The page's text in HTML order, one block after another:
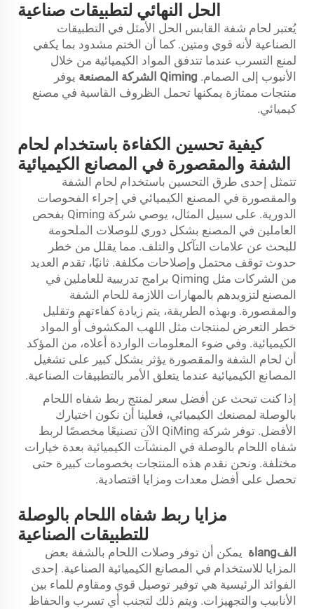
الحل النهائي لتطبيقات صناعية
يُعتبر لحام شفة القابس الحل الأمثل في التطبيقات
الصناعية لأنه قوي ومتين. كما أن الختم مشدود بما يكفي
لمنع التسرب عندما تتدفق المواد الكيميائية من خلال
الأنبوب إلى الصمام. Qiming الشركة المصنعة يوفر
منتجات ممتازة يمكنها تحمل الظروف القاسية في مصنع
كيميائي.
كيفية تحسين الكفاءة باستخدام لحام
الشفة والمقصورة في المصانع الكيميائية
تتمثل إحدى طرق التحسين باستخدام لحام الشفة
والمقصورة في المصنع الكيميائي في إجراء الفحوصات
الدورية. على سبيل المثال، يوصي شركة Qiming بفحص
العاملين في المصنع بشكل دوري للوصلات الملحومة
للبحث عن علامات التآكل والتلف. مما يقلل من خطر
حدوث توقف محتمل وإصلاحات مكلفة. ثانيًا، تقدم العديد
من الشركات مثل Qiming برامج تدريبية للعاملين في
المصنع لتزويدهم بالمهارات اللازمة للحام الشفة
والمقصورة. وبهذه الطريقة، يتم زيادة كفاءتهم وتقليل
خطر التعرض لمنتجات مثل اللهب المكشوف أو المواد
الكيميائية. وفي ضوء المعلومات الواردة أعلاه، من المؤكد
أن لحام الشفة والمقصورة يؤثر بشكل كبير على تشغيل
المصانع الكيميائية عندما يتعلق الأمر بالتطبيقات الصناعية.
إذا كنت تبحث عن أفضل سعر لمنتج ربط شفاه اللحام
بالوصلة لمصنعك الكيميائي، فعلينا أن نكون اختيارك
الأفضل. توفر شركة QiMing الآن تصنيعًا مخصصًا لربط
شفاه اللحام بالوصلة في المنشآت الكيميائية بعدة خيارات
مختلفة. ونحن نقدم هذه المنتجات بخصومات كبيرة حتى
تحصل على أفضل معدات ومزايا اقتصادية.
مزايا ربط شفاه اللحام بالوصلة
للتطبيقات الصناعية
الفlangة
يمكن أن توفر وصلات اللحام بالشفة بعض
المزايا للاستخدام في المصانع الكيميائية الصناعية. إحدى
الفوائد الرئيسية هي توفير توصيل قوي ومقاوم للماء بين
الأنابيب والتجهيزات. ويتم ذلك لتجنب أي تسرب والحفاظ